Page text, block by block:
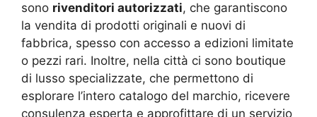
sono rivenditori autorizzati, che garantiscono
la vendita di prodotti originali e nuovi di
fabbrica, spesso con accesso a edizioni limitate
o pezzi rari. Inoltre, nella città ci sono boutique
di lusso specializzate, che permettono di
esplorare l’intero catalogo del marchio, ricevere
consulenza esperta e approfittare di un servizio